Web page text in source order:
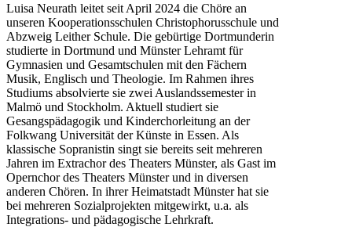
Luisa Neurath leitet seit April 2024 die Chöre an
unseren Kooperationsschulen Christophorusschule und
Abzweig Leither Schule. Die gebürtige Dortmunderin
studierte in Dortmund und Münster Lehramt für
Gymnasien und Gesamtschulen mit den Fächern
Musik, Englisch und Theologie. Im Rahmen ihres
Studiums absolvierte sie zwei Auslandssemester in
Malmö und Stockholm. Aktuell studiert sie
Gesangspädagogik und Kinderchorleitung an der
Folkwang Universität der Künste in Essen. Als
klassische Sopranistin singt sie bereits seit mehreren
Jahren im Extrachor des Theaters Münster, als Gast im
Opernchor des Theaters Münster und in diversen
anderen Chören. In ihrer Heimatstadt Münster hat sie
bei mehreren Sozialprojekten mitgewirkt, u.a. als
Integrations- und pädagogische Lehrkraft.